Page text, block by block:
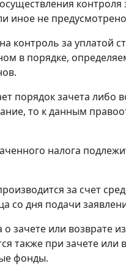
контроля
иное не
контроль за уплатой
в порядке,
порядок зачета
то к данным
налога
за счет
со дня подачи
о зачете или возврате
также при зачете или
фонды.